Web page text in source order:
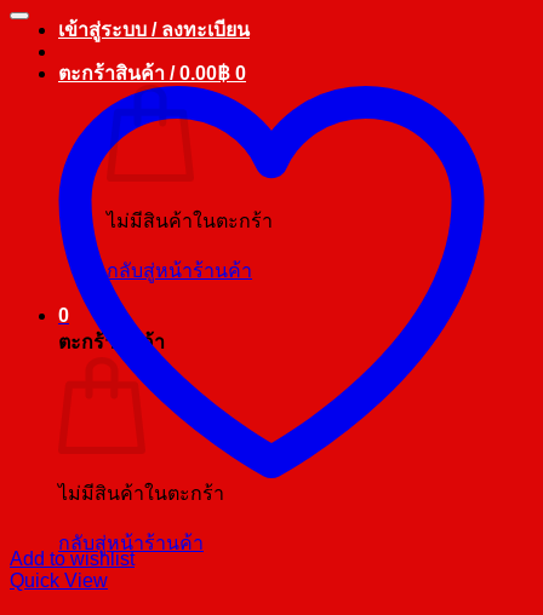
เข้าสู่ระบบ / ลงทะเบียน
ตะกร้าสินค้า /0.00฿ 0
ไม่มีสินค้าในตะกร้า
กลับสู่หน้าร้านค้า
0
ตะกร้าสินค้า
ไม่มีสินค้าในตะกร้า
กลับสู่หน้าร้านค้า
Add to wishlist
Quick View